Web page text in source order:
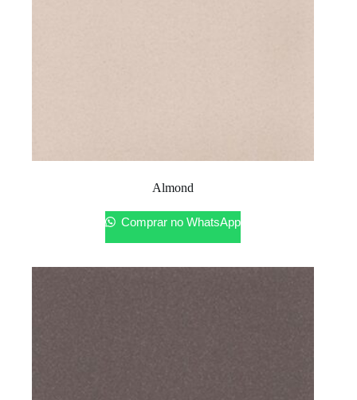
Almond
Comprar no WhatsApp